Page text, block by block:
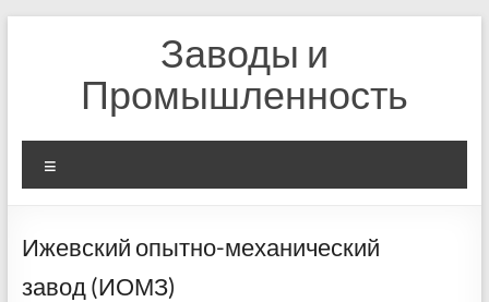
Заводы и
Промышленность
Ижевский опытно-механический
завод (ИОМЗ)